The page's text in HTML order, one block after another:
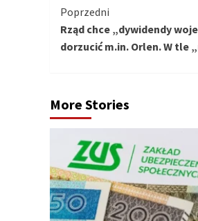
Kontynuuj
czytanie
Poprzedni
Rząd chce „dywidendy
dorzucić m.in. Orlen. W tle
More Stories